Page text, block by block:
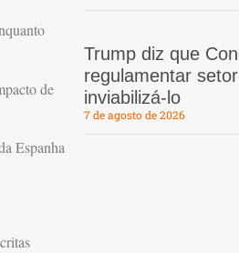
de
Espanha
Trump diz que
regulamentar
inviabilizá-lo
7 de agosto de 2026